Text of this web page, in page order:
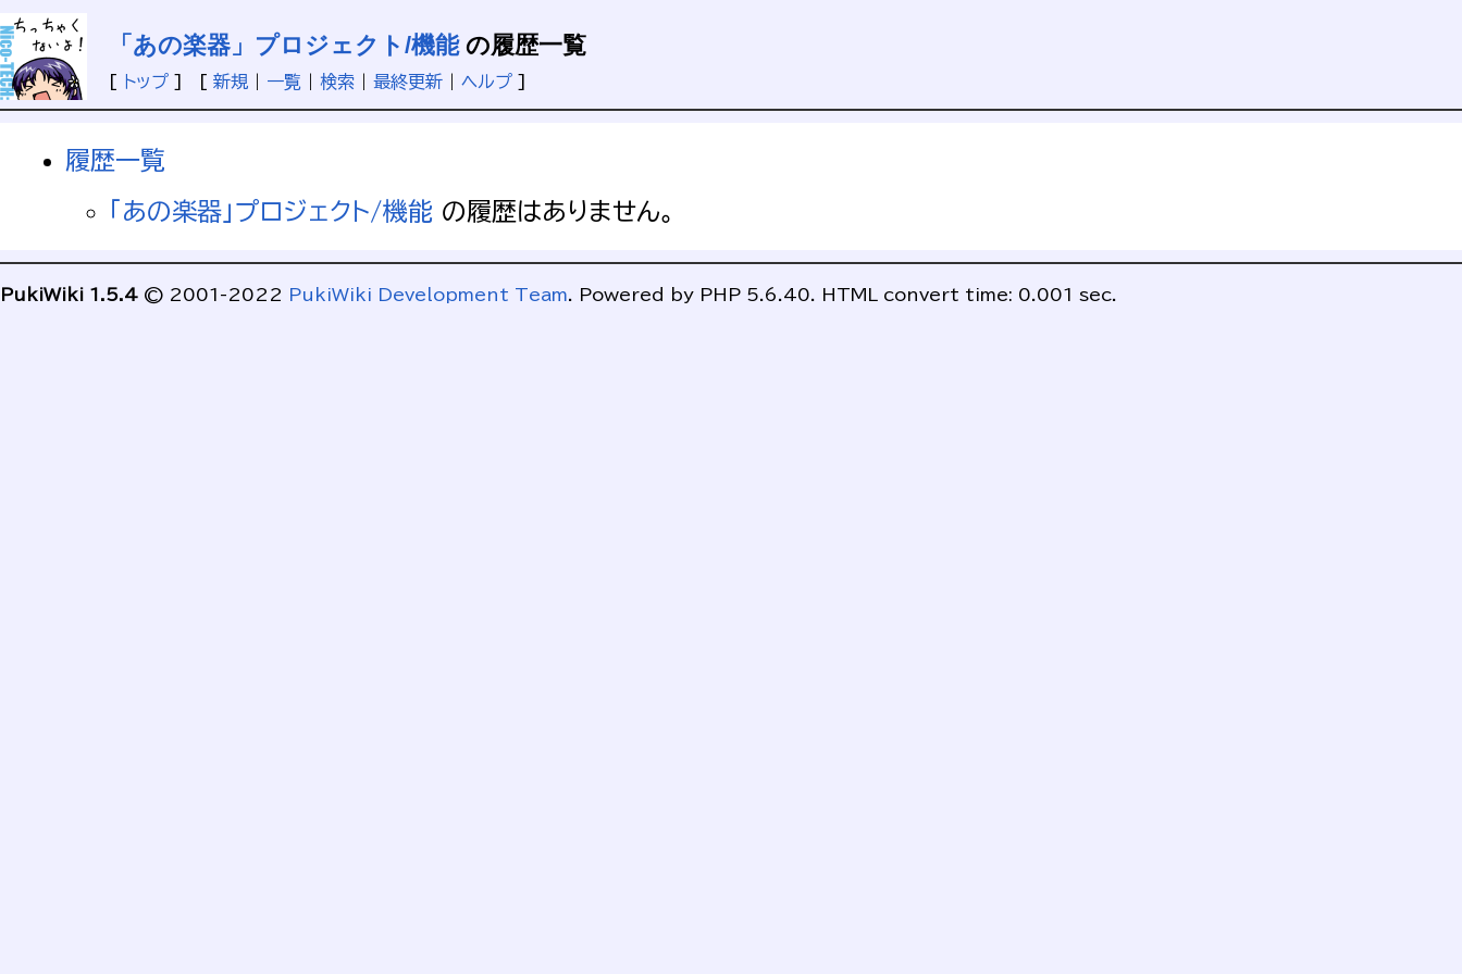
「あの楽器」プロジェクト/機能の履歴一覧
[ トップ ] [ 新規 一覧 検索 最終更新 ヘルプ ]
履歴一覧
「あの楽器」プロジェクト/機能 の履歴はありません。
PukiWiki 1.5.4 © 2001-2022 PukiWiki Development Team. Powered by PHP 5.6.40. HTML convert time: 0.001 sec.